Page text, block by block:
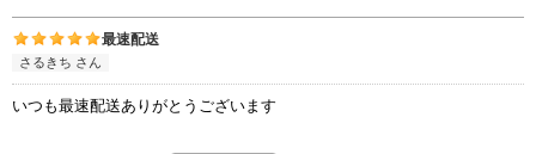
最速配送
さるきち さん
いつも最速配送ありがとうございます